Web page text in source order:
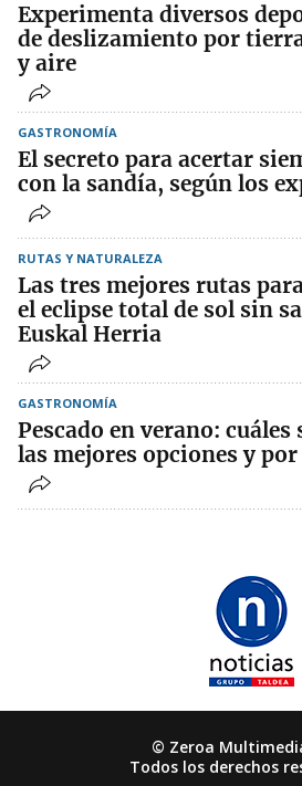
Experimenta diversos
de deslizamiento por
y aire
GASTRONOMÍA
El secreto para acertar
con la sandía, según los
RUTAS Y NATURALEZA
Las tres mejores rutas
el eclipse total de sol sin
Euskal Herria
GASTRONOMÍA
Pescado en verano: cuáles
las mejores opciones y por
© Zeroa
Todos los derechos